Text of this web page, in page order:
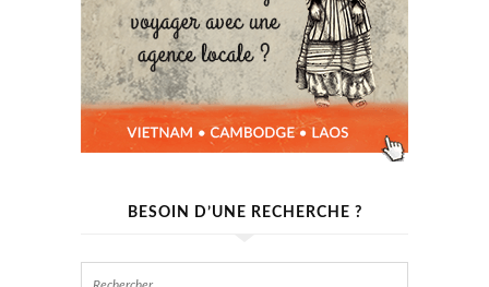
BESOIN D’UNE RECHERCHE ?